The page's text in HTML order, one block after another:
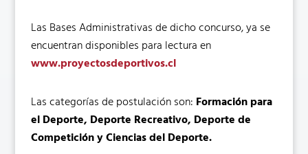
Las Bases Administrativas de dicho concurso, ya se
encuentran disponibles para lectura en
www.proyectosdeportivos.cl
Las categorías de postulación son: Formación para
el Deporte, Deporte Recreativo, Deporte de
Competición y Ciencias del Deporte.